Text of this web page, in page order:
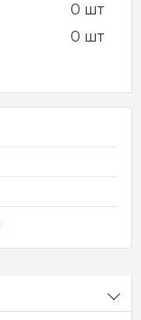
0 шт
0 шт